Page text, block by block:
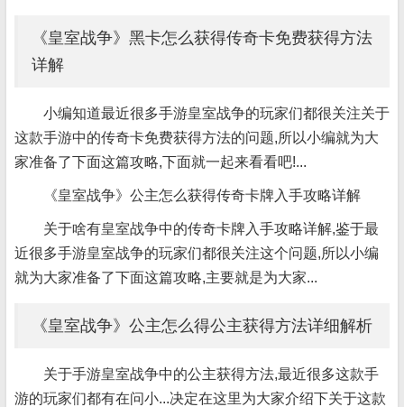
《皇室战争》黑卡怎么获得传奇卡免费获得方法
详解
小编知道最近很多手游皇室战争的玩家们都很关注关于
这款手游中的传奇卡免费获得方法的问题,所以小编就为大
家准备了下面这篇攻略,下面就一起来看看吧!...
《皇室战争》公主怎么获得传奇卡牌入手攻略详解
关于啥有皇室战争中的传奇卡牌入手攻略详解,鉴于最
近很多手游皇室战争的玩家们都很关注这个问题,所以小编
就为大家准备了下面这篇攻略,主要就是为大家...
《皇室战争》公主怎么得公主获得方法详细解析
关于手游皇室战争中的公主获得方法,最近很多这款手
游的玩家们都有在问小...决定在这里为大家介绍下关于这款